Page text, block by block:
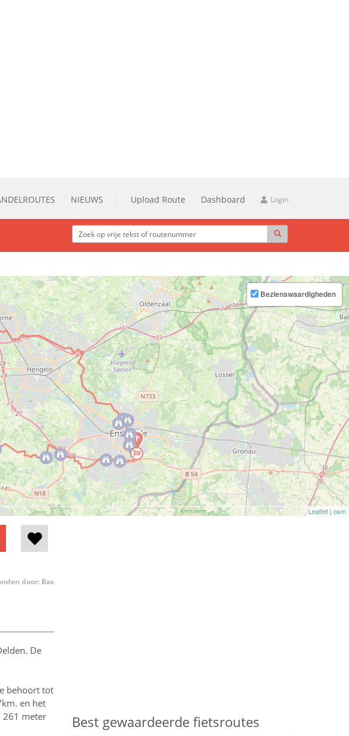
NIEUWS Upload Route Dashboard Login
Bezienswaardigheden
Leaflet | osm
door: Bas
De
behoort tot
en het
261 meter
Best gewaardeerde fietsroutes